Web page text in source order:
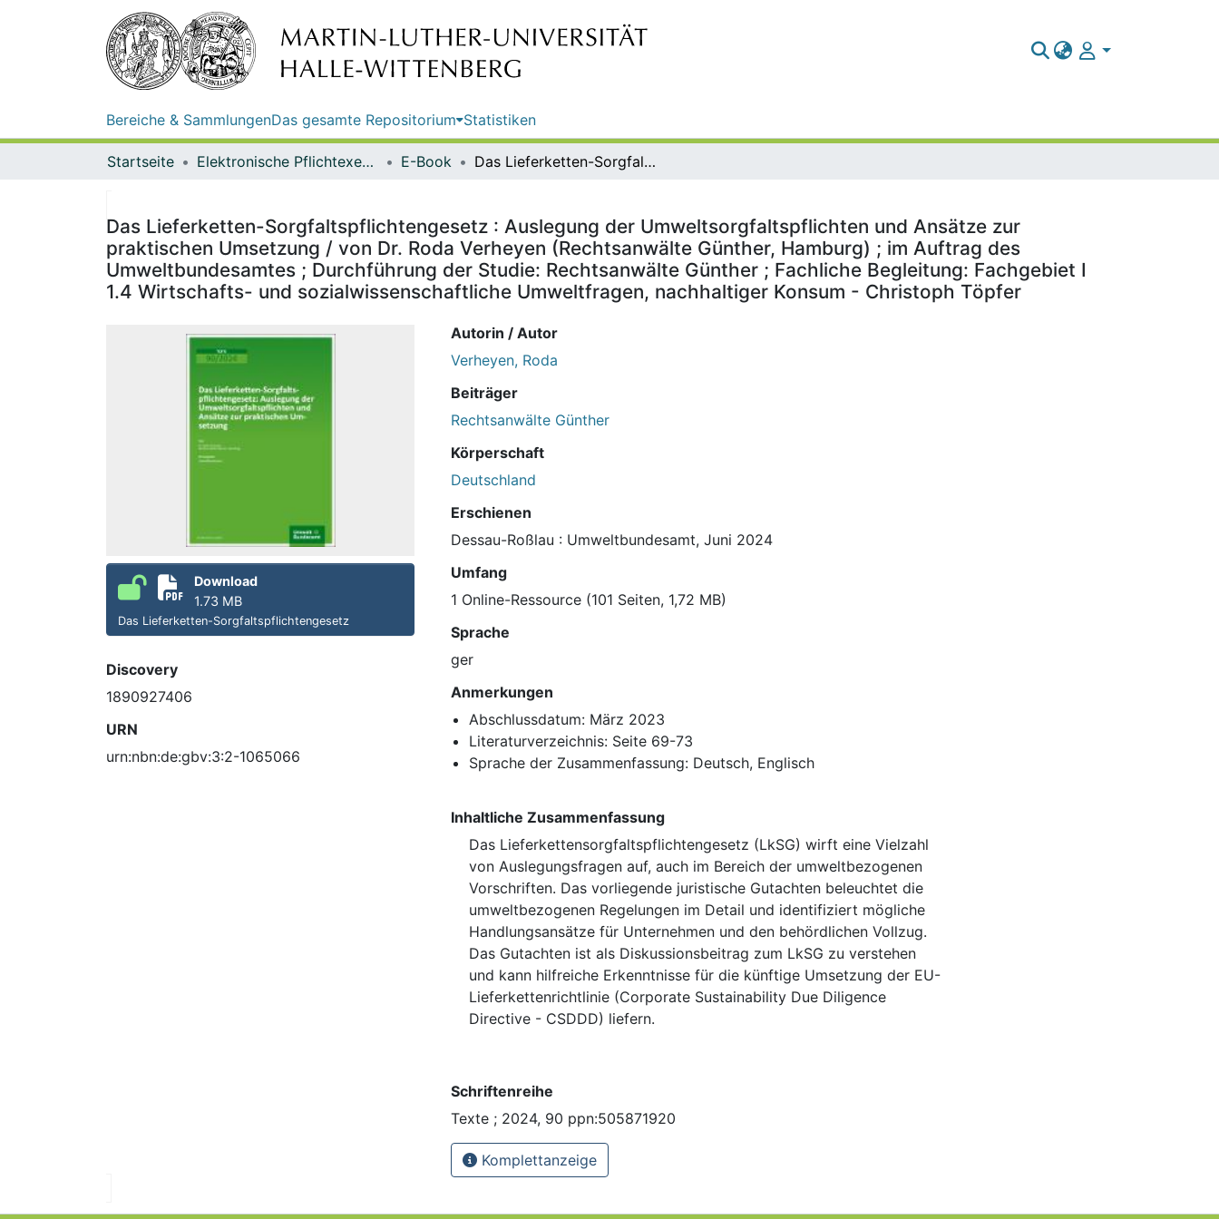
Bereiche & SammlungenDas gesamte Repositorium Statistiken
Startseite Elektronische Pflichtexemplare E-Book Das Lieferketten-Sorgfaltspflichtengesetz : Auslegung der Umweltsorgfaltspflichten und Ansätze zur praktischen Umsetzung / von Dr. Roda Verheyen (Rechtsanwälte Günther, Hamburg) ; im Auftrag des Umweltbundesamtes ; Durchführung der Studie: Rechtsanwälte Günther ; Fachliche Begleitung: Fachgebiet I 1.4 Wirtschafts- und sozialwissenschaftliche Umweltfragen, nachhaltiger Konsum - Christoph Töpfer
Das Lieferketten-Sorgfaltspflichtengesetz : Auslegung der Umweltsorgfaltspflichten und Ansätze zur
praktischen Umsetzung / von Dr. Roda Verheyen (Rechtsanwälte Günther, Hamburg) ; im Auftrag des
Umweltbundesamtes ; Durchführung der Studie: Rechtsanwälte Günther ; Fachliche Begleitung: Fachgebiet I
1.4 Wirtschafts- und sozialwissenschaftliche Umweltfragen, nachhaltiger Konsum - Christoph Töpfer
Download
1.73 MB
Das Lieferketten-Sorgfaltspflichtengesetz
Discovery
1890927406
URN
urn:nbn:de:gbv:3:2-1065066
Autorin / Autor
Verheyen, Roda
Beiträger
Rechtsanwälte Günther
Körperschaft
Deutschland
Erschienen
Dessau-Roßlau : Umweltbundesamt, Juni 2024
Umfang
1 Online-Ressource (101 Seiten, 1,72 MB)
Sprache
ger
Anmerkungen
Abschlussdatum: März 2023
Literaturverzeichnis: Seite 69-73
Sprache der Zusammenfassung: Deutsch, Englisch
Inhaltliche Zusammenfassung
Das Lieferkettensorgfaltspflichtengesetz (LkSG) wirft eine Vielzahl
von Auslegungsfragen auf, auch im Bereich der umweltbezogenen
Vorschriften. Das vorliegende juristische Gutachten beleuchtet die
umweltbezogenen Regelungen im Detail und identifiziert mögliche
Handlungsansätze für Unternehmen und den behördlichen Vollzug.
Das Gutachten ist als Diskussionsbeitrag zum LkSG zu verstehen
und kann hilfreiche Erkenntnisse für die künftige Umsetzung der EU-
Lieferkettenrichtlinie (Corporate Sustainability Due Diligence
Directive - CSDDD) liefern.
Schriftenreihe
Texte ; 2024, 90 ppn:505871920
Komplettanzeige